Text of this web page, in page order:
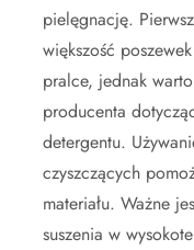
pielęgnację.
większość
pralce, jednak
producenta
detergentu.
czyszczących
materiału. Ważne
suszenia w